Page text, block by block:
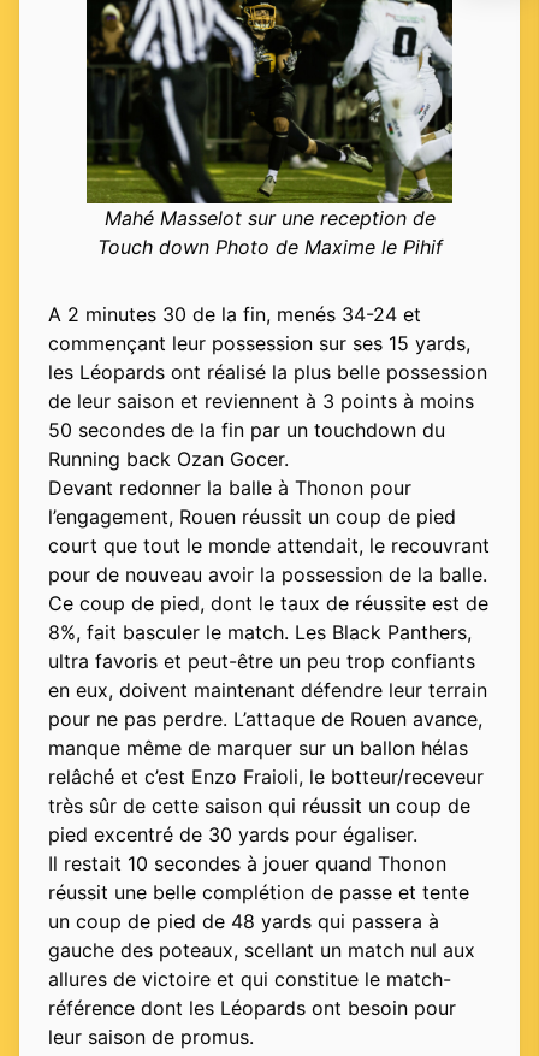
Mahé Masselot sur une reception de
Touch down Photo de Maxime le Pihif
A 2 minutes 30 de la fin, menés 34-24 et
commençant leur possession sur ses 15 yards,
les Léopards ont réalisé la plus belle possession
de leur saison et reviennent à 3 points à moins
50 secondes de la fin par un touchdown du
Running back Ozan Gocer.
Devant redonner la balle à Thonon pour
l’engagement, Rouen réussit un coup de pied
court que tout le monde attendait, le recouvrant
pour de nouveau avoir la possession de la balle.
Ce coup de pied, dont le taux de réussite est de
8%, fait basculer le match. Les Black Panthers,
ultra favoris et peut-être un peu trop confiants
en eux, doivent maintenant défendre leur terrain
pour ne pas perdre. L’attaque de Rouen avance,
manque même de marquer sur un ballon hélas
relâché et c’est Enzo Fraioli, le botteur/receveur
très sûr de cette saison qui réussit un coup de
pied excentré de 30 yards pour égaliser.
Il restait 10 secondes à jouer quand Thonon
réussit une belle complétion de passe et tente
un coup de pied de 48 yards qui passera à
gauche des poteaux, scellant un match nul aux
allures de victoire et qui constitue le match-
référence dont les Léopards ont besoin pour
leur saison de promus.